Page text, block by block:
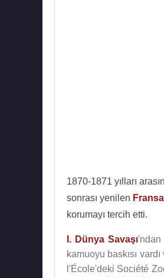
1870-1871 yılları
sonrası yenilen Fransa
korumayı tercih etti.
I. Dünya Savaşı'ndan
kamuoyu baskısı
l'École'deki Société